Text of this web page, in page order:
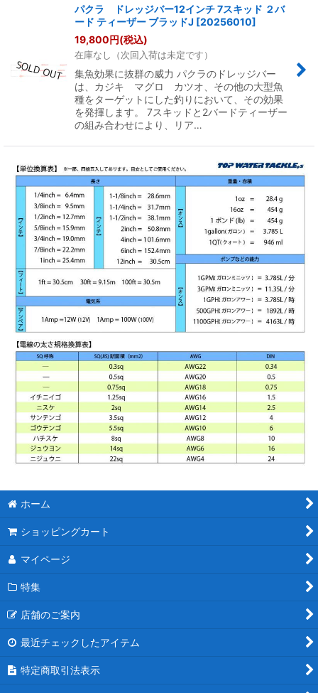
パクラ ドレッジバー12インチ 7スキッド ２バ
ード ティーザー ブラッドJ [20256010]
19,800円(税込)
在庫なし（次回入荷は未定です）
集魚効果に抜群の威力 パクラのドレッジバー
は、カジキ マグロ カツオ、その他の大型魚
種をターゲットにした釣りにおいて、その効果
を発揮します。 7スキッドと2バードティーザー
の組み合わせにより、リア…
ホーム
ショッピングカート
マイページ
特集
店舗のご案内
最近チェックしたアイテム
特定商取引法表示